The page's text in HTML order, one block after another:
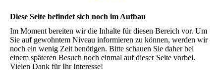
Diese Seite befindet sich noch im Aufbau
Im Moment bereiten wir die Inhalte für diesen Bereich vor. Um
Sie auf gewohntem Niveau informieren zu können, werden wir
noch ein wenig Zeit benötigen. Bitte schauen Sie daher bei
einem späteren Besuch noch einmal auf dieser Seite vorbei.
Vielen Dank für Ihr Interesse!